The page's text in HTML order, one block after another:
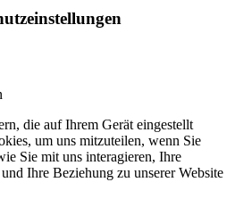
die auf Ihrem Gerät eingestellt
um uns mitzuteilen, wenn Sie
Sie mit uns interagieren, Ihre
Ihre Beziehung zu unserer Website